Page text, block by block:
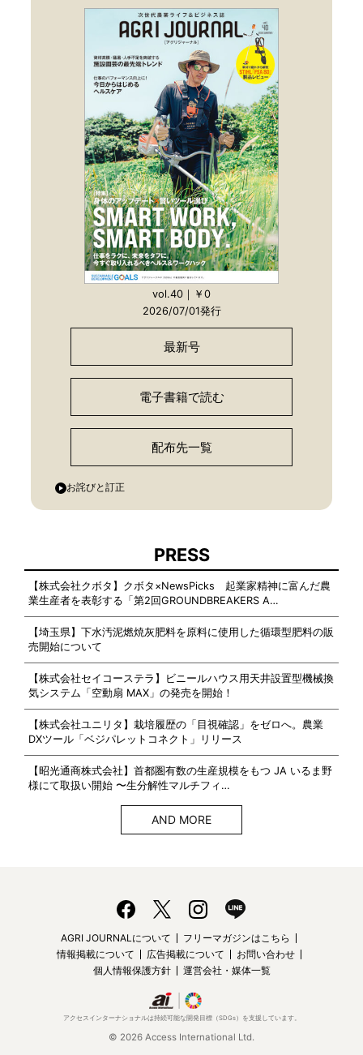
vol.40｜￥0
2026/07/01発行
最新号
電子書籍で読む
配布先一覧
お詫びと訂正
PRESS
【株式会社クボタ】クボタ×NewsPicks 起業家精神に富んだ農
業生産者を表彰する「第2回GROUNDBREAKERS A…
【埼玉県】下水汚泥燃焼灰肥料を原料に使用した循環型肥料の販
売開始について
【株式会社セイコーステラ】ビニールハウス用天井設置型機械換
気システム「空動扇 MAX」の発売を開始！
【株式会社ユニリタ】栽培履歴の「目視確認」をゼロへ。農業
DXツール「ベジパレットコネクト」リリース
【昭光通商株式会社】首都圏有数の生産規模をもつ JA いるま野
様にて取扱い開始 〜生分解性マルチフィ…
AND MORE
AGRI JOURNALについて
フリーマガジンはこちら
情報掲載について
広告掲載について
お問い合わせ
個人情報保護方針
運営会社・媒体一覧
アクセスインターナショナルは持続可能な開発目標（SDGs）を支援しています。
© 2026 Access International Ltd.